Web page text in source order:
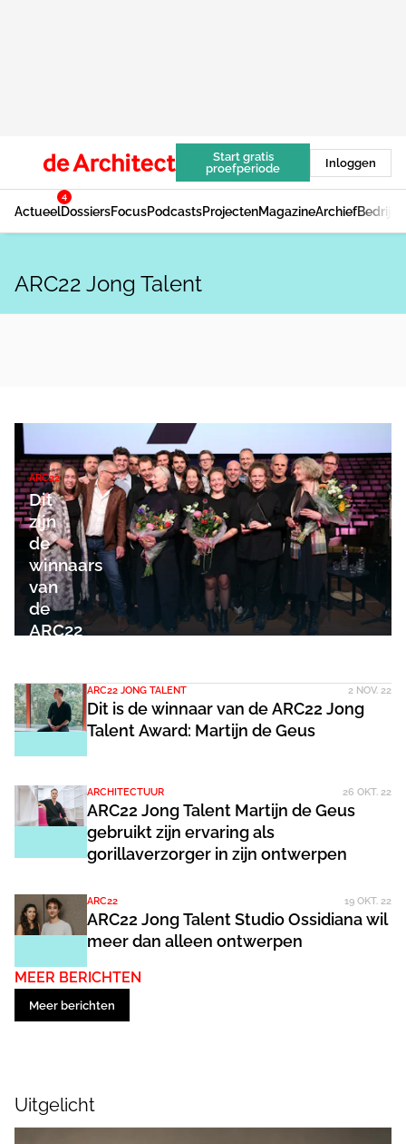
Start gratis
proefperiode
Inloggen
Actueel
4
DossiersFocusPodcastsProjectenMagazineArchief
ARC22 Jong Talent
ARC22
Dit
zijn
de
winnaars
van
de
ARC22
ARC22 JONG TALENT 2 NOV. 22
Dit is de winnaar van de ARC22 Jong
Talent Award: Martijn de Geus
ARCHITECTUUR 26 OKT. 22
ARC22 Jong Talent Martijn de Geus
gebruikt zijn ervaring als
gorillaverzorger in zijn ontwerpen
ARC22 19 OKT. 22
ARC22 Jong Talent Studio Ossidiana wil
meer dan alleen ontwerpen
MEER BERICHTEN
Meer berichten
Uitgelicht